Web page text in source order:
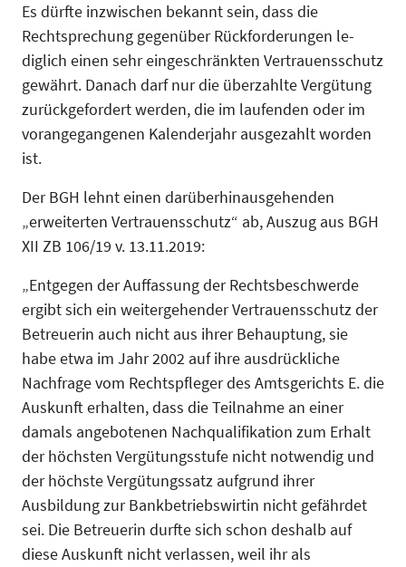
Es dürfte inzwischen bekannt sein, dass die
Rechtsprechung gegenüber Rückforderungen le­
diglich einen sehr eingeschränkten Vertrauens­schutz
gewährt. Danach darf nur die überzahlte Vergütung
zurückgefordert werden, die im lau­fenden oder im
vorangegangenen Kalenderjahr ausgezahlt worden
ist.
Der BGH lehnt einen darüberhinausgehenden
„erweiterten Vertrauensschutz“ ab, Auszug aus BGH
XII ZB 106/19 v. 13.11.2019:
„Entgegen der Auffassung der Rechtsbeschwer­de
ergibt sich ein weitergehender Vertrauens­schutz der
Betreuerin auch nicht aus ihrer Be­hauptung, sie
habe etwa im Jahr 2002 auf ihre ausdrückliche
Nachfrage vom Rechtspfleger des Amtsgerichts E. die
Auskunft erhalten, dass die Teilnahme an einer
damals angebotenen Nachqualifikation zum Erhalt
der höchsten Ver­gütungsstufe nicht notwendig und
der höchste Vergütungssatz aufgrund ihrer
Ausbildung zur Bankbetriebswirtin nicht gefährdet
sei. Die Be­treuerin durfte sich schon deshalb auf
diese Aus­kunft nicht verlassen, weil ihr als